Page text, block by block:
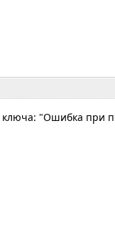
ключа: "Ошибка при